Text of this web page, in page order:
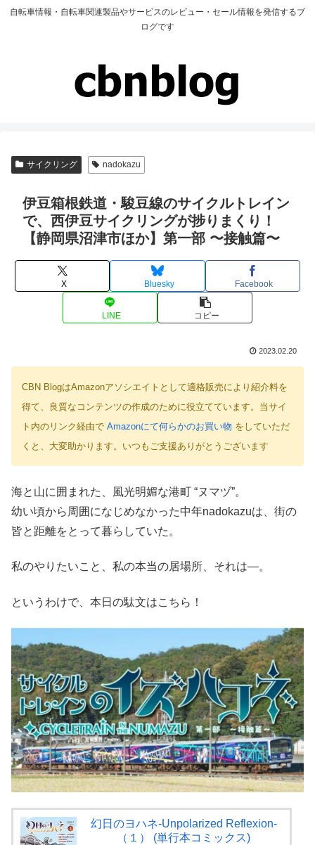
自転車情報・自転車関連製品やサービスのレビュー・セール情報を発信するブ
ログです
サイクリング nadokazu
伊豆箱根鉄道・駿豆線のサイクルトレイン
で、西伊豆サイクリングが捗りまくり！
【静岡県沼津市ほか】第一部 〜接触篇〜
X Bluesky Facebook
LINE コピー
2023.02.20
CBN BlogはAmazonアソシエイトとして適格販売により紹介料を
得て、良質なコンテンツの作成のために役立てています。当サイ
ト内のリンク経由で Amazonにて何らかのお買い物 をしていただ
くと、大変助かります。いつもご支援ありがとうございます
海と山に囲まれた、風光明媚な港町 “ヌマヅ”。
幼い頃から周囲になじめなかった中年nadokazuは、街の
皆と距離をとって暮らしていた。
私のやりたいこと、私の本当の居場所、それは―。
というわけで、本日の駄文はこちら！
幻日のヨハネ-Unpolarized Reflexion-
（１） (単行本コミックス)